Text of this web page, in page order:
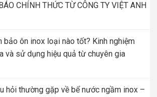
CHÍNH THỨC TỪ CÔNG TY VIỆT ANH
bảo ôn inox loại nào tốt? Kinh nghiệm
và sử dụng hiệu quả từ chuyên gia
hỏi thường gặp về bể nước ngầm inox –